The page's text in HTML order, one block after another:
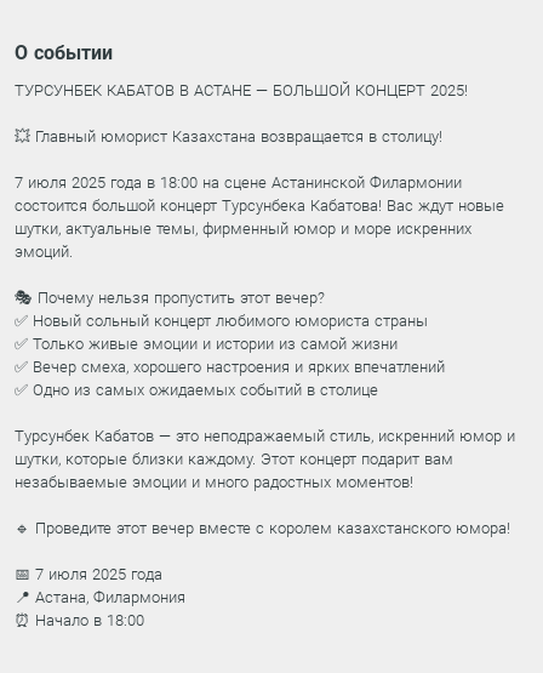
О событии
ТУРСУНБЕК КАБАТОВ В АСТАНЕ — БОЛЬШОЙ КОНЦЕРТ 2025!
💥 Главный юморист Казахстана возвращается в столицу!
7 июля 2025 года в 18:00 на сцене Астанинской Филармонии
состоится большой концерт Турсунбека Кабатова! Вас ждут новые
шутки, актуальные темы, фирменный юмор и море искренних
эмоций.
🎭 Почему нельзя пропустить этот вечер?
✅ Новый сольный концерт любимого юмориста страны
✅ Только живые эмоции и истории из самой жизни
✅ Вечер смеха, хорошего настроения и ярких впечатлений
✅ Одно из самых ожидаемых событий в столице
Турсунбек Кабатов — это неподражаемый стиль, искренний юмор и
шутки, которые близки каждому. Этот концерт подарит вам
незабываемые эмоции и много радостных моментов!
🔹 Проведите этот вечер вместе с королем казахстанского юмора!
📅 7 июля 2025 года
📍 Астана, Филармония
⏰ Начало в 18:00